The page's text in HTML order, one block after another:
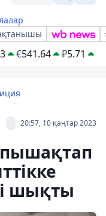
€541.64 ₽5.71
20:57, 10 қаңтар 2023
пышақтап
шықты